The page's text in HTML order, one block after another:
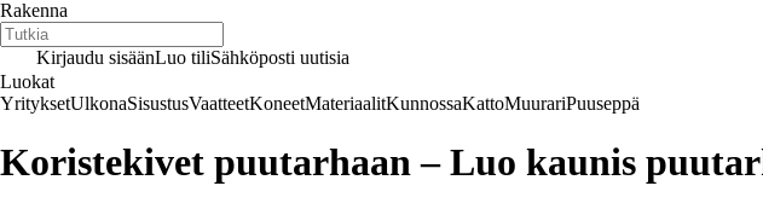
Rakenna
Kirjaudu sisäänLuo tiliSähköposti uutisia
Luokat
YrityksetUlkonaSisustusVaatteetKoneetMateriaalitKunnossaKattoMuurariPuuseppä
Koristekivet puutarhaan – Luo kaunis